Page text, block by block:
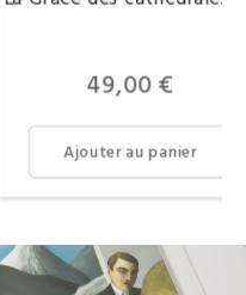
Prix
49,00 €
Ajouter au panier